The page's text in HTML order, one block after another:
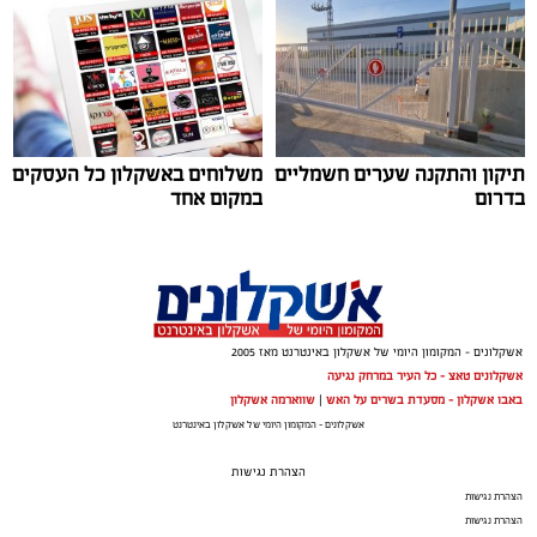
והמדינה.
צילום: סגן במיל׳ דודי ימין
תיקון והתקנה שערים חשמליים
בדרום
משלוחים באשקלון כל העסקים
במקום אחד
אשקלונים - המקומון היומי של אשקלון באינטרנט מאז 2005
אשקלונים טאצ - כל העיר במרחק נגיעה
באבו אשקלון - מסעדת בשרים על האש | שווארמה אשקלון
אשקלונים - המקומון היומי של אשקלון באינטרנט
הצהרת נגישות
הצהרת נגישות
הצהרת נגישות